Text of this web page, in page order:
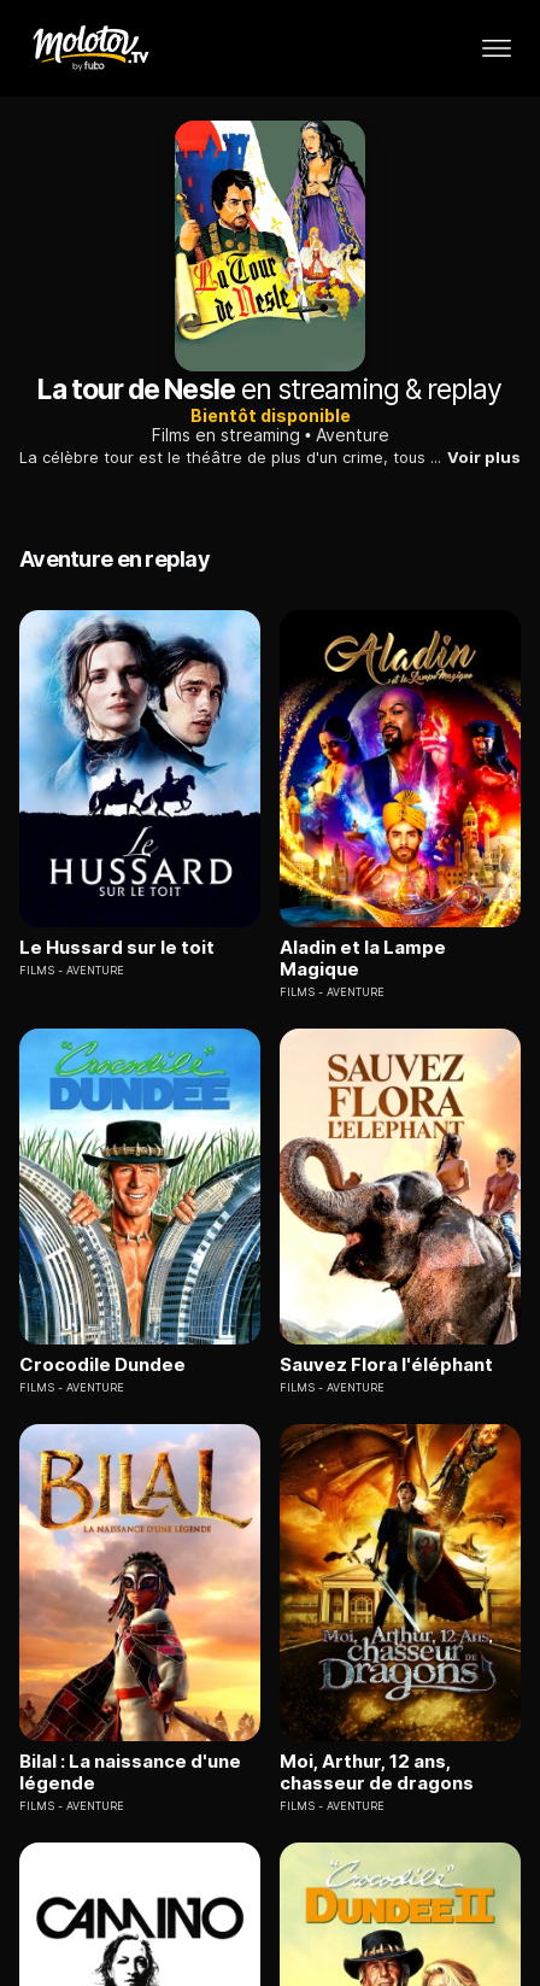
La tour de Nesleen streaming & replay
Bientôt disponible
Films en streaming
Aventure
La célèbre tour est le théâtre de plus d'un crime, tous perpétrés sur ordre de Marguerite de Bourgogne. Son ancien amant tente de la confondre. Voir plus
Aventure en replay
Le Hussard sur le toit
FILMS AVENTURE
Aladin et la Lampe
Magique
FILMS AVENTURE
Crocodile Dundee
FILMS AVENTURE
Sauvez Flora l'éléphant
FILMS AVENTURE
Bilal : La naissance d'une
légende
FILMS AVENTURE
Moi, Arthur, 12 ans,
chasseur de dragons
FILMS AVENTURE